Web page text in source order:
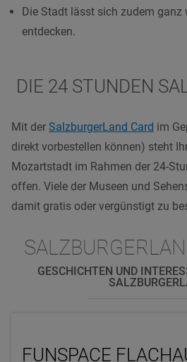
Die Stadt lässt sich zudem ganz
entdecken.
DIE 24 STUNDEN
Mit der SalzburgerLand Card im
direkt vorbestellen können) steht
Mozartstadt im Rahmen der 24-
offen. Viele der Museen und
damit gratis oder vergünstigt zu
GESCHICHTEN UND
FUNSPACE